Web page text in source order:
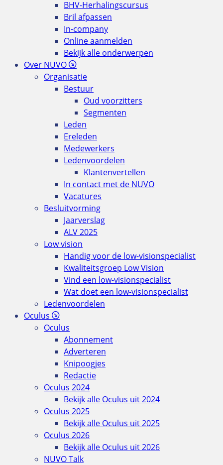
BHV-Herhalingscursus
Bril afpassen
In-company
Online aanmelden
Bekijk alle onderwerpen
Over NUVO
Organisatie
Bestuur
Oud voorzitters
Segmenten
Leden
Ereleden
Medewerkers
Ledenvoordelen
Klantenvertellen
In contact met de NUVO
Vacatures
Besluitvorming
Jaarverslag
ALV 2025
Low vision
Handig voor de low-visionspecialist
Kwaliteitsgroep Low Vision
Vind een low-visionspecialist
Wat doet een low-visionspecialist
Ledenvoordelen
Oculus
Oculus
Abonnement
Adverteren
Knipoogjes
Redactie
Oculus 2024
Bekijk alle Oculus uit 2024
Oculus 2025
Bekijk alle Oculus uit 2025
Oculus 2026
Bekijk alle Oculus uit 2026
NUVO Talk